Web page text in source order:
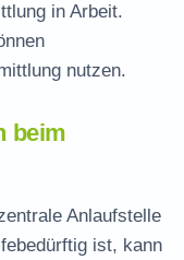
in Arbeit.
nutzen.
beim
Anlaufstelle
ist, kann